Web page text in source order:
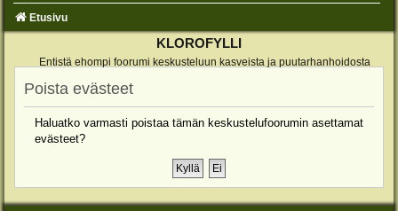
Etusivu
KLOROFYLLI
Entistä ehompi foorumi keskusteluun kasveista ja puutarhanhoidosta
Poista evästeet
Haluatko varmasti poistaa tämän keskustelufoorumin asettamat
evästeet?